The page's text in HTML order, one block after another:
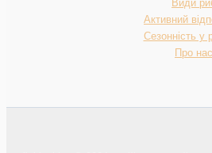
Види
Активний
Сезонність у
Про нас